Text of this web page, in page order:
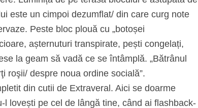
este un cimpoi dezumflat/ din care curg note
Peste bloc plouă cu „botoșei
așternuturi transpirate, pești congelați,
la geam să vadă ce se întâmplă. „Bătrânul
roşii/ despre noua ordine socială”.
din cutii de Extraveral. Aici se doarme
lovești pe cel de lângă tine, când ai flashback-